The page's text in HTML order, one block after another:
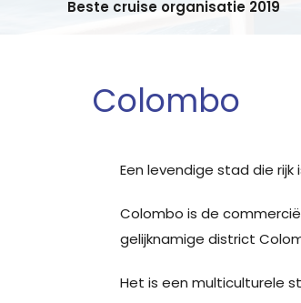
Beste cruise organisatie 2019
Colombo
Een levendige stad die
Colombo is de
gelijknamige district
Het is een multiculturele